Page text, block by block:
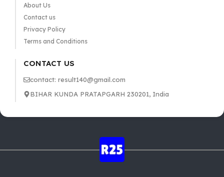
About Us
Contact us
Privacy Policy
Terms and Conditions
CONTACT US
contact: result140@gmail.com
BIHAR KUNDA PRATAPGARH 230201, India